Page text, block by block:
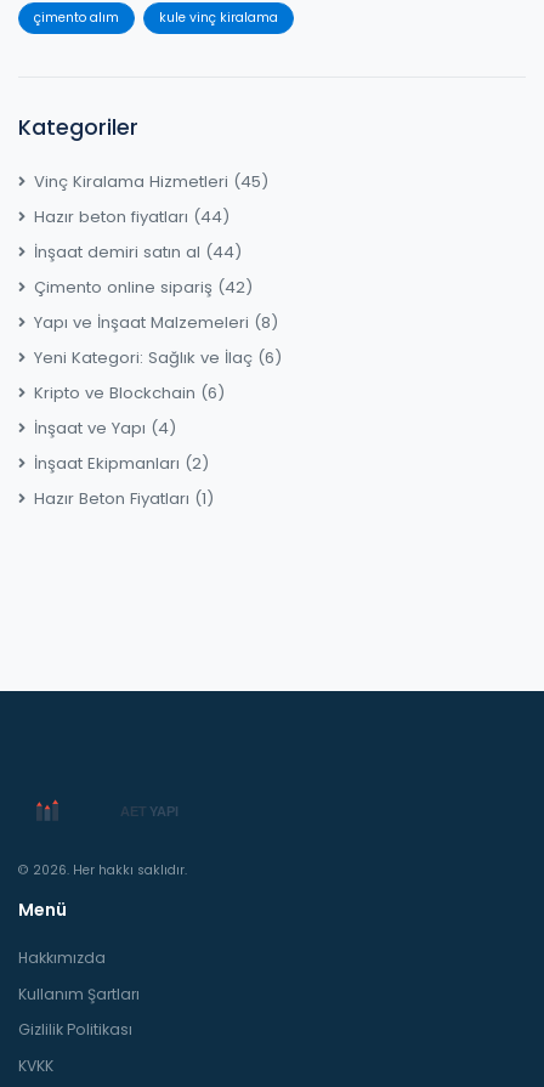
çimento alım kule vinç kiralama
Kategoriler
Vinç Kiralama Hizmetleri (45)
Hazır beton fiyatları (44)
İnşaat demiri satın al (44)
Çimento online sipariş (42)
Yapı ve İnşaat Malzemeleri (8)
Yeni Kategori: Sağlık ve İlaç (6)
Kripto ve Blockchain (6)
İnşaat ve Yapı (4)
İnşaat Ekipmanları (2)
Hazır Beton Fiyatları (1)
© 2026. Her hakkı saklıdır.
Menü
Hakkımızda
Kullanım Şartları
Gizlilik Politikası
KVKK